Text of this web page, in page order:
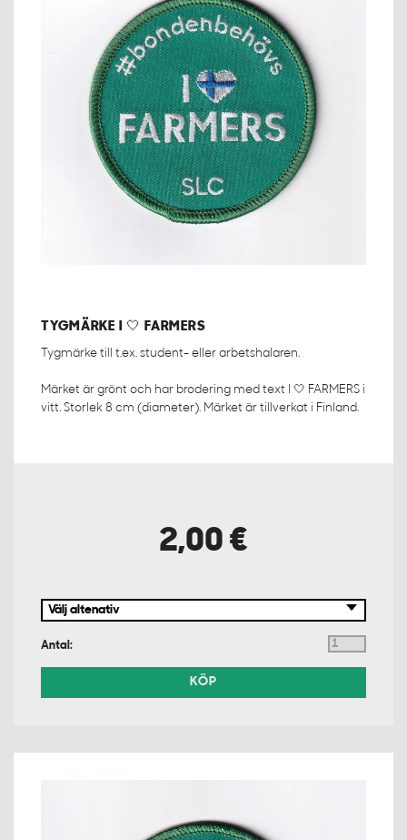
TYGMÄRKE I 🤍 FARMERS
Tygmärke till t.ex. student- eller arbetshalaren.
Märket är grönt och har brodering med text I 🤍 FARMERS i
vitt. Storlek 8 cm (diameter). Märket är tillverkat i Finland.
2,00 €
Antal:
KÖP